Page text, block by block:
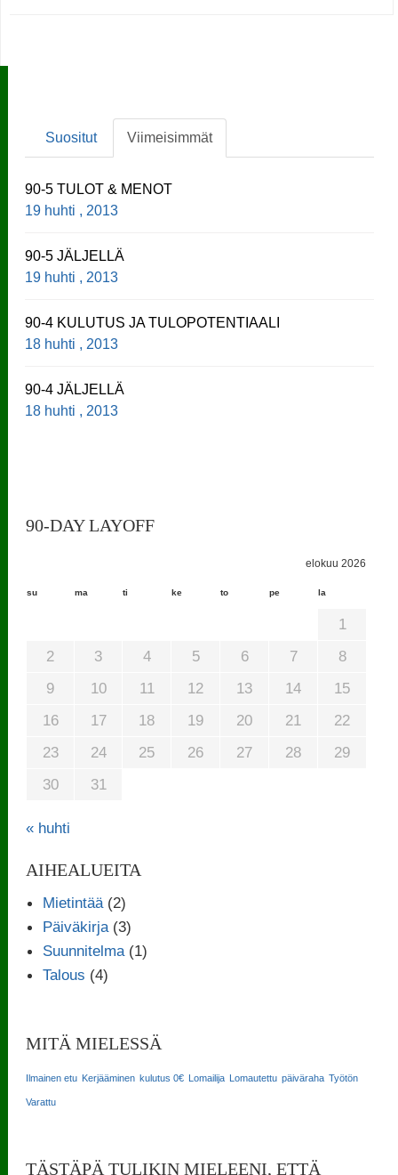
Suositut Viimeisimmät
90-5 TULOT & MENOT
19 huhti , 2013
90-5 JÄLJELLÄ
19 huhti , 2013
90-4 KULUTUS JA TULOPOTENTIAALI
18 huhti , 2013
90-4 JÄLJELLÄ
18 huhti , 2013
90-DAY LAYOFF
elokuu 2026
su ma ti ke to pe la
1
2
3 4 5 6 7
8
9
10 11 12 13 14
15
16
17 18 19 20 21
22
23
24 25 26 27 28
29
30
31
« huhti
AIHEALUEITA
Mietintää(2)
Päiväkirja(3)
Suunnitelma(1)
Talous (4)
MITÄ MIELESSÄ
Ilmainen etu Kerjääminen kulutus 0€ Lomailija Lomautettu päiväraha Työtön
Varattu
TÄSTÄPÄ TULIKIN MIELEENI, ETTÄ